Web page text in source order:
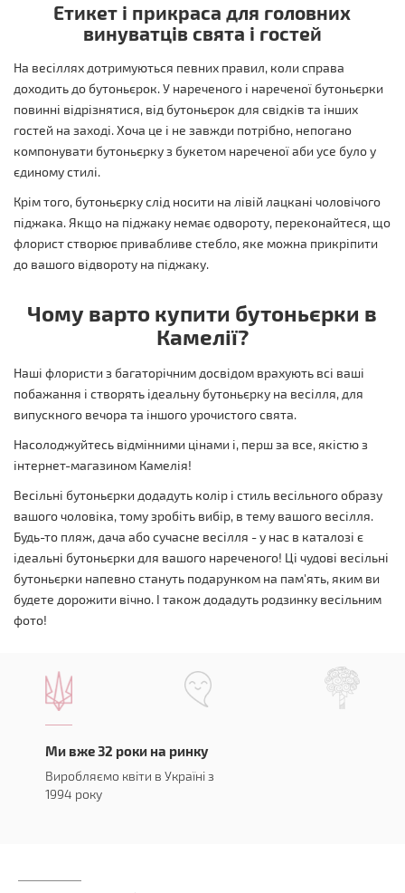
Етикет і прикраса для головних
винуватців свята і гостей
На весіллях дотримуються певних правил, коли справа
доходить до бутоньєрок. У нареченого і нареченої бутоньєрки
повинні відрізнятися, від бутоньєрок для свідків та інших
гостей на заході. Хоча це і не завжди потрібно, непогано
компонувати бутоньєрку з букетом нареченої аби усе було у
єдиному стилі.
Крім того, бутоньєрку слід носити на лівій лацкані чоловічого
піджака. Якщо на піджаку немає одвороту, переконайтеся, що
флорист створює привабливе стебло, яке можна прикріпити
до вашого відвороту на піджаку.
Чому варто купити бутоньєрки в
Камелії?
Наші флористи з багаторічним досвідом врахують всі ваші
побажання і створять ідеальну бутоньєрку на весілля, для
випускного вечора та іншого урочистого свята.
Насолоджуйтесь відмінними цінами і, перш за все, якістю з
інтернет-магазином Камелія!
Весільні бутоньєрки додадуть колір і стиль весільного образу
вашого чоловіка, тому зробіть вибір, в тему вашого весілля.
Будь-то пляж, дача або сучасне весілля - у нас в каталозі є
ідеальні бутоньєрки для вашого нареченого! Ці чудові весільні
бутоньєрки напевно стануть подарунком на пам'ять, яким ви
будете дорожити вічно. І також додадуть родзинку весільним
фото!
Ми вже 32 роки на ринку
Виробляємо квіти в Україні з
1994 року